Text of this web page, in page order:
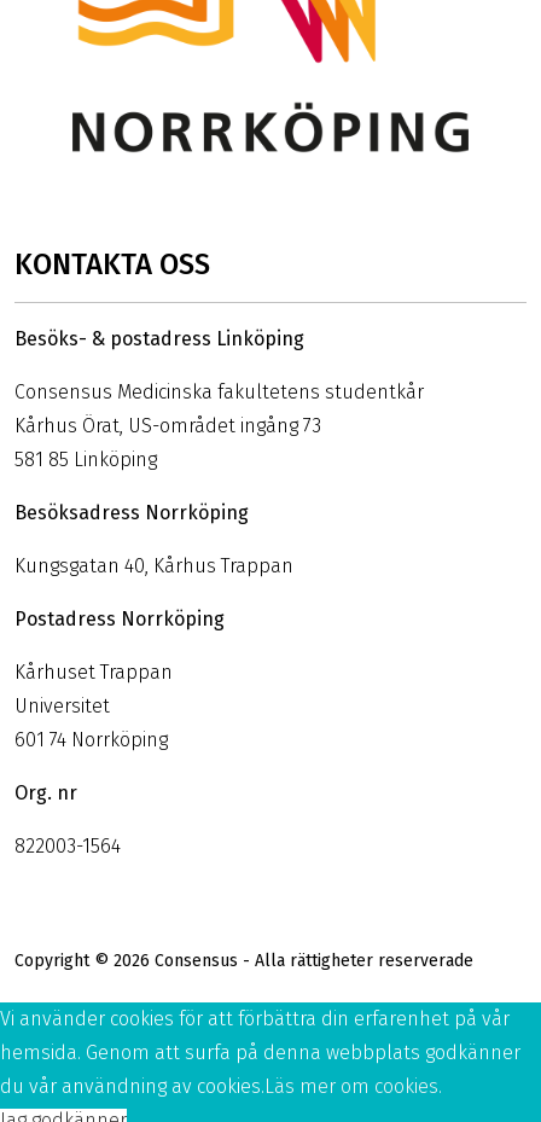
KONTAKTA OSS
Besöks- & postadress Linköping
Consensus Medicinska fakultetens studentkår
Kårhus Örat, US-området ingång 73
581 85 Linköping
Besöksadress Norrköping
Kungsgatan 40, Kårhus Trappan
Postadress Norrköping
Kårhuset Trappan
Universitet
601 74 Norrköping
Org. nr
822003-1564
Copyright © 2026 Consensus - Alla rättigheter reserverade
Vi använder cookies för att förbättra din erfarenhet på vår
hemsida. Genom att surfa på denna webbplats godkänner
du vår användning av cookies.Läs mer om cookies.